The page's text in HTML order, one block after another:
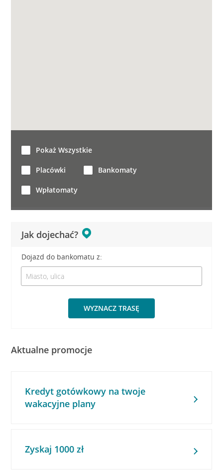
Jak dojechać?
Dojazd do bankomatu z:
WYZNACZ TRASĘ
Pokaż Wszystkie
Placówki Bankomaty
Wpłatomaty
Aktualne promocje
Kredyt gotówkowy na twoje
wakacyjne plany
Zyskaj 1000 zł